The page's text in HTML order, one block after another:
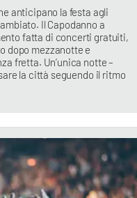
anticipano la festa agli
Il Capodanno a
fatta di concerti gratuiti,
dopo mezzanotte e
fretta. Un’unica notte –
la città seguendo il ritmo